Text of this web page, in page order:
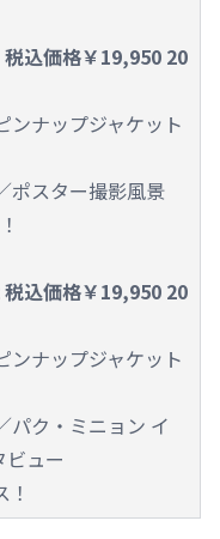
込価格￥19,950 20
ンナップジャケット
ポスター撮影風景
込価格￥19,950 20
ンナップジャケット
パク・ミニョン イ
ビュー